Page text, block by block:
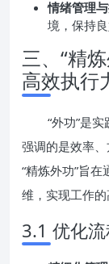
情绪管理
境，保持
三、“精
高效执行
“外功”是
强调的是效率
“精炼外功”旨
维，实现工作的
3.1 优化